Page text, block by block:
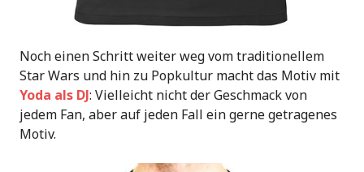
Noch einen Schritt weiter weg vom traditionellem
Star Wars und hin zu Popkultur macht das Motiv mit
Yoda als DJ: Vielleicht nicht der Geschmack von
jedem Fan, aber auf jeden Fall ein gerne getragenes
Motiv.